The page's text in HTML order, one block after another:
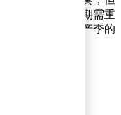
维持高位。中期需重
以及主产区旺产季的